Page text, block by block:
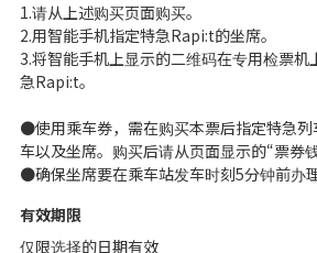
1.请从上述购买页面购买。
2.用智能手机指定特急Rapi:t的坐席。
3.将智能手机上显示的二维码在专用检票
急Rapi:t。
●使用乘车券，需在购买本票后指定特急
车以及坐席。购买后请从页面显示的“票券
●确保坐席要在乘车站发车时刻5分钟前办理
有效期限
仅限选择的日期有效